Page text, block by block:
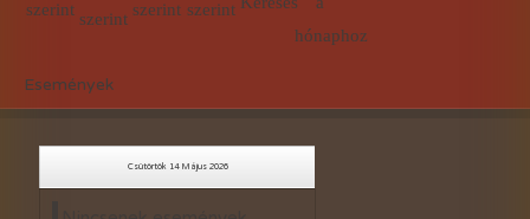
Események
Csütörtök 14 Május 2026